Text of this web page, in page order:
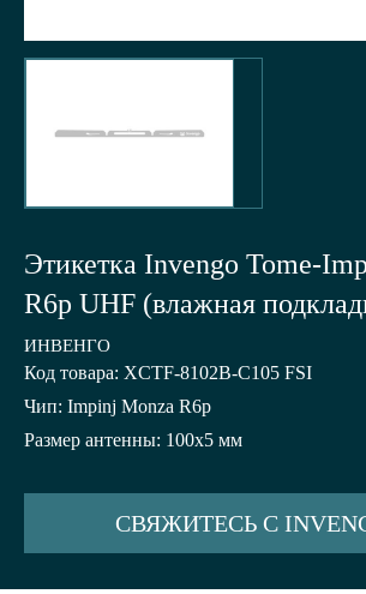
Этикетка Invengo Tome-
R6p UHF (влажная
ИНВЕНГО
Код товара: XCTF-8102B-C105 FSI
Чип: Impinj Monza R6p
Размер антенны: 100x5 мм
СВЯЖИТЕСЬ С